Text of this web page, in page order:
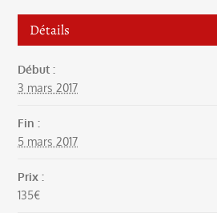
Détails
Début :
3 mars 2017
Fin :
5 mars 2017
Prix :
135€